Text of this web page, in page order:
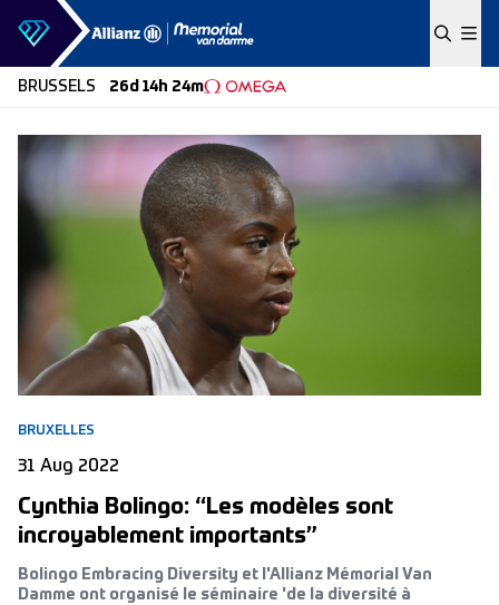
Skip to content
BRUSSELS 26d 14h 24m
BRUXELLES
31 Aug 2022
Cynthia Bolingo: “Les modèles sont
incroyablement importants”
Bolingo Embracing Diversity et l'Allianz Mémorial Van
Damme ont organisé le séminaire 'de la diversité à